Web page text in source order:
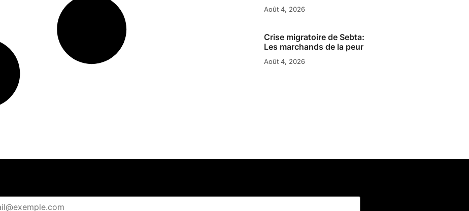
Août 4, 2026
Crise migratoire de Sebta:
Les marchands de la peur
Août 4, 2026